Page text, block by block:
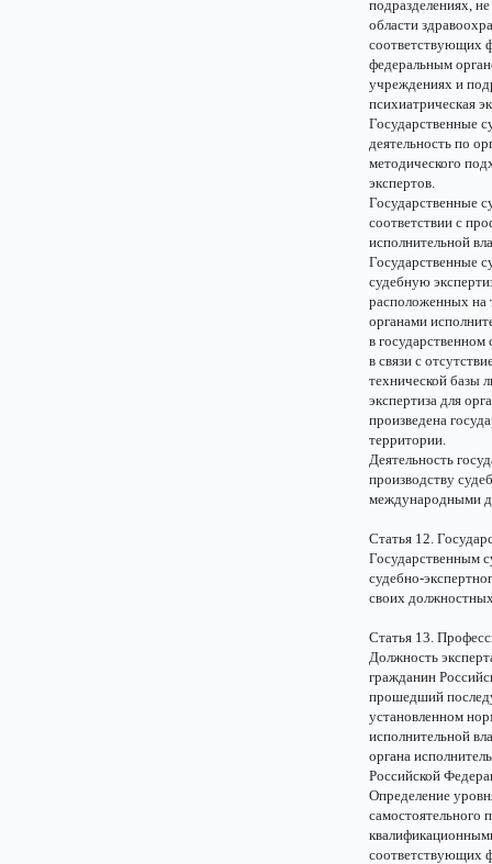
подразделениях,
области
соответствующих
федеральным
учреждениях и
психиатрическая
Государственные
деятельность по
методического
экспертов.
Государственные
соответствии с
исполнительной
Государственные
судебную
расположенных на
органами
в
в связи с
технической базы
экспертиза для
произведена
территории.
Деятельность
производству
международными
Статья 12.
Государственным
судебно-
своих
Статья 13.
Должность
гражданин
прошедший
установленном
исполнительной
органа
Российской
Определение
самостоятельного
соответствующих